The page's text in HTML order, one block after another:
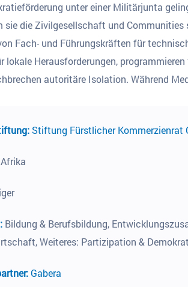
unter einer Militärjunta
sie die Zivilgesellschaft und
Fach- und Führungskräften für
lokale Herausforderungen,
autoritäre Isolation. Während
Stiftung Fürstlicher Kommerzienrat
Afrika
Bildung & Berufsbildung,
Weiteres: Partizipation &
Gabera